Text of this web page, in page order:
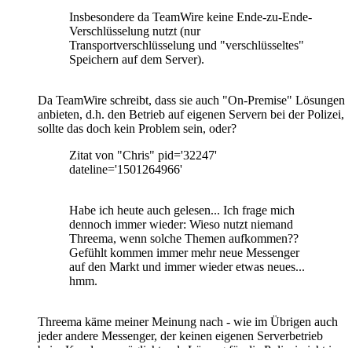
Insbesondere da TeamWire keine Ende-zu-Ende-
Verschlüsselung nutzt (nur
Transportverschlüsselung und "verschlüsseltes"
Speichern auf dem Server).
Da TeamWire schreibt, dass sie auch "On-Premise" Lösungen
anbieten, d.h. den Betrieb auf eigenen Servern bei der Polizei,
sollte das doch kein Problem sein, oder?
Zitat von "Chris" pid='32247'
dateline='1501264966'
Habe ich heute auch gelesen... Ich frage mich
dennoch immer wieder: Wieso nutzt niemand
Threema, wenn solche Themen aufkommen??
Gefühlt kommen immer mehr neue Messenger
auf den Markt und immer wieder etwas neues...
hmm.
Threema käme meiner Meinung nach - wie im Übrigen auch
jeder andere Messenger, der keinen eigenen Serverbetrieb